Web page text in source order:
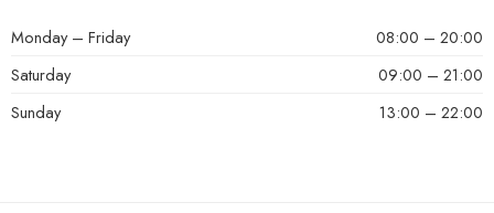
Monday – Friday
08:00 – 20:00
Saturday
09:00 – 21:00
Sunday
13:00 – 22:00